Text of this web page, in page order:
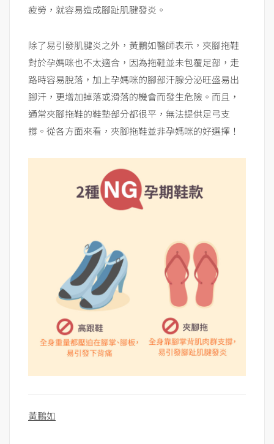
疲勞，就容易造成腳趾肌腱發炎。
除了易引發肌腱炎之外，黃鵬如醫師表示，夾腳拖鞋
對於孕媽咪也不太適合，因為拖鞋並未包覆足部，走
路時容易脫落，加上孕媽咪的腳部汗腺分泌旺盛易出
腳汗，更增加掉落或滑落的機會而發生危險。而且，
通常夾腳拖鞋的鞋墊部分都很平，無法提供足弓支
撐。從各方面來看，夾腳拖鞋並非孕媽咪的好選擇！
黃鵬如